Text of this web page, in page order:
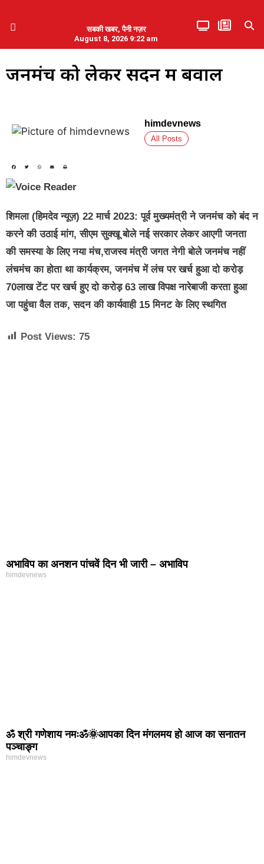
सबकी खबर, पैनी नज़र
August 8, 2026 9:22 am
जनमंच को लेकर सदन में बवाल
himdevnews
All Posts
शिमला (हिमदेव न्यूज़) 22 मार्च 2023: पूर्व मुख्यमंत्री ने जनमंच को बंद न
करने की उठाई मांग, सीएम सुक्खू बोले नई सरकार लेकर आएगी जनता
की समस्या के लिए नया मंच,राजस्व मंत्री जगत नेगी बोले जनमंच नहीं
लंचमंच का होता था कार्यक्रम, जनमंच में लंच पर खर्च हुआ दो करोड़
70लाख टेंट पर खर्च हुए दो करोड़ 63 लाख विपक्ष नारेबाजी करता हुआ
जा पहुंचा वैल तक, सदन की कार्यवाही 15 मिनट के लिए स्थगित
Post Views: 75
अभाविप का अनशन पांचवें दिन भी जारी – अभाविप
himdevnews
ॐ श्री गणेशाय नमःॐ🌞आपका दिन मंगलमय हो आज का सनातन
पञ्चाङ्ग
himdevnews